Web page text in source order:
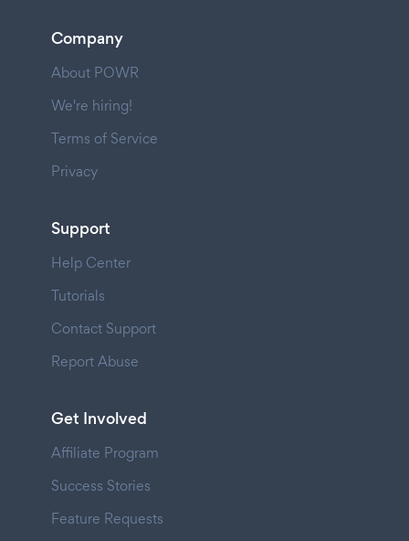
Company
About POWR
We're hiring!
Terms of Service
Privacy
Support
Help Center
Tutorials
Contact Support
Report Abuse
Get Involved
Affiliate Program
Success Stories
Feature Requests